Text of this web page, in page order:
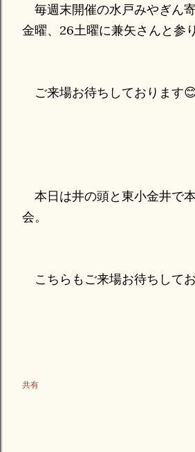
毎週末開催の水戸みやぎん
金曜、26土曜に兼矢さんと参
ご来場お待ちしております
本日は井の頭と東小金井で
会。
こちらもご来場お待ちして
共有